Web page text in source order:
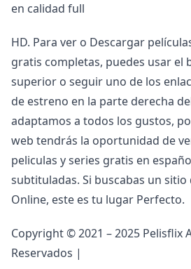
en calidad full
HD. Para ver o Descargar
gratis completas, puedes usar el
superior o seguir uno de los
de estreno en la parte derecha
adaptamos a todos los gustos,
web tendrás la oportunidad de
peliculas y series gratis en
subtituladas. Si buscabas un sitio
Online, este es tu lugar Perfecto.
Copyright © 2021 – 2025 Pelisflix
Reservados |